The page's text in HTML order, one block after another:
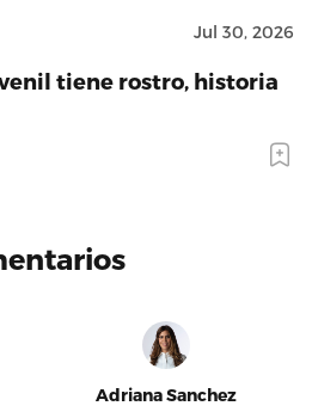
Jul 30, 2026
tiene rostro, historia
Adriana Sanchez